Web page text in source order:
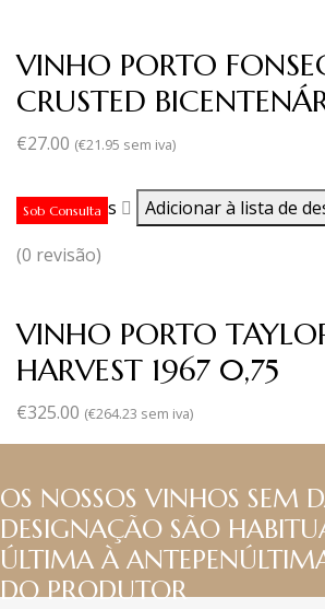
VINHO PORTO
CRUSTED
€27.00 (€21.95 sem iva)
Sob Consulta
Ler mais Adicionar à lista de
(0 revisão)
VINHO PORTO
HARVEST 1967 0,75
€325.00 (€264.23 sem iva)
OS NOSSOS VINHOS SEM
DESIGNAÇÃO SÃO
ÚLTIMA À
DO PRODUTOR